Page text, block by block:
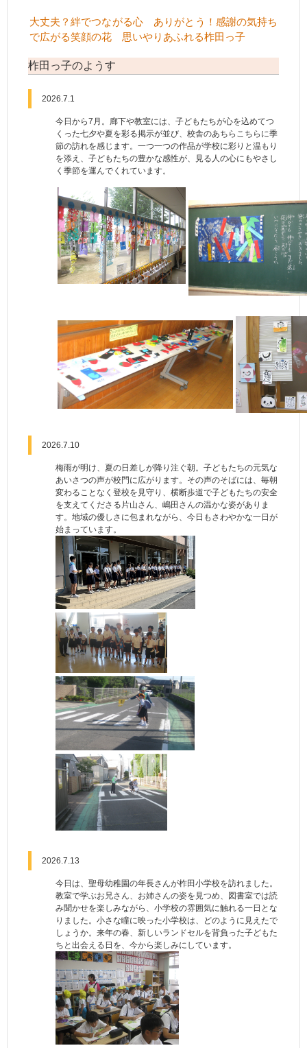
大丈夫？絆でつながる心 ありがとう！感謝の気持ち
で広がる笑顔の花 思いやりあふれる柞田っ子
柞田っ子のようす
2026.7.1
今日から7 月。廊下や教室には、子どもたちが心を込めてつ
くった七夕や夏を彩る掲示が並び、校舎のあちらこちらに季
節の訪れを感じます。一つ一つの作品が学校に彩りと温もり
を添え、子どもたちの豊かな感性が、見る人の心にもやさし
く季節を運んでくれています。
2026.7.10
梅雨が明け、夏の日差しが降り注ぐ朝。子どもたちの元気な
あいさつの声が校門に広がります。その声のそばには、毎朝
変わることなく登校を見守り、横断歩道で子どもたちの安全
を支えてくださる片山さん、嶋田さんの温かな姿がありま
す。地域の優しさに包まれながら、今日もさわやかな一日が
始まっています。
2026.7.13
今日は、聖母幼稚園の年長さんが柞田小学校を訪れました。
教室で学ぶお兄さん、お姉さんの姿を見つめ、図書室では読
み聞かせを楽しみながら、小学校の雰囲気に触れる一日とな
りました。小さな瞳に映った小学校は、どのように見えたで
しょうか。来年の春、新しいランドセルを背負った子どもた
ちと出会える日を、今から楽しみにしています。